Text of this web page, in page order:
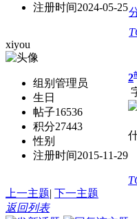
注册时间2024-05-25
xiyou
组别 管理员
生日
帖子16536
积分27443
性别
注册时间2015-11-29
2
上一主题| 下一主题
返回列表